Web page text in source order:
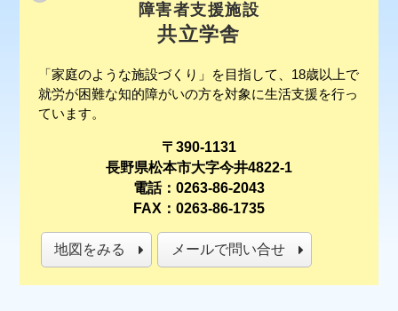
障害者支援施設
共立学舎
「家庭のような施設づくり」を目指して、18歳以上で
就労が困難な知的障がいの方を対象に生活支援を行っ
ています。
〒390-1131
長野県松本市大字今井4822-1
電話：0263-86-2043
FAX：0263-86-1735
地図をみる メールで問い合せ